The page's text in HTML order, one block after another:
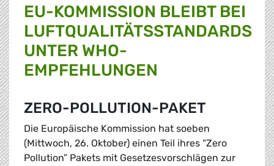
EU-KOMMISSION BLEIBT BEI
LUFTQUALITÄTSSTANDARDS
UNTER WHO-
EMPFEHLUNGEN
ZERO-POLLUTION-PAKET
Die Europäische Kommission hat soeben
(Mittwoch, 26. Oktober) einen Teil ihres “Zero
Pollution” Pakets mit Gesetzesvorschlägen zur